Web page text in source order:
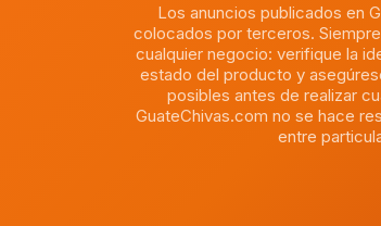
Los anuncios publicados en
colocados por terceros.
cualquier negocio: verifique la
estado del producto y
posibles antes de realizar
GuateChivas.com no se hace
entre